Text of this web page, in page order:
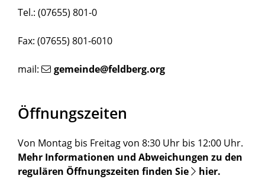
Tel.: (07655) 801-0
Fax: (07655) 801-6010
mail: gemeinde@feldberg.org
Öffnungszeiten
Von Montag bis Freitag von 8:30 Uhr bis 12:00 Uhr.
Mehr Informationen und Abweichungen zu den
regulären Öffnungszeiten finden Sie
hier.